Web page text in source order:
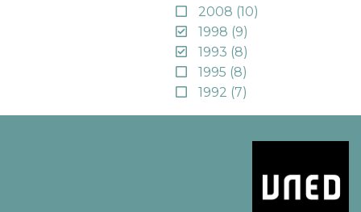
2008 (10)
1998 (9)
1993 (8)
1995 (8)
1992 (7)